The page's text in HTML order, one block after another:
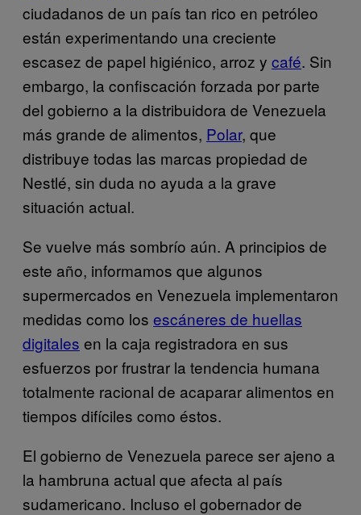
ciudadanos de un país tan rico en petróleo
están experimentando una creciente
escasez de papel higiénico, arroz y café. Sin
embargo, la confiscación forzada por parte
del gobierno a la distribuidora de Venezuela
más grande de alimentos, Polar, que
distribuye todas las marcas propiedad de
Nestlé, sin duda no ayuda a la grave
situación actual.
Se vuelve más sombrío aún. A principios de
este año, informamos que algunos
supermercados en Venezuela implementaron
medidas como los escáneres de huellas
digitales en la caja registradora en sus
esfuerzos por frustrar la tendencia humana
totalmente racional de acaparar alimentos en
tiempos difíciles como éstos.
El gobierno de Venezuela parece ser ajeno a
la hambruna actual que afecta al país
sudamericano. Incluso el gobernador de